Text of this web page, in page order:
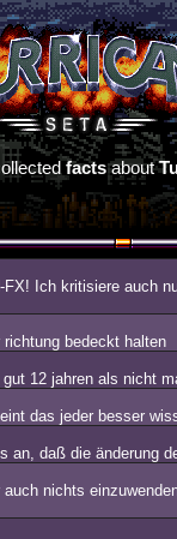
factsabout
Ich kritisiere auch
bedeckt halten
12 jahren als nicht
das jeder besser
daß die änderung
nichts